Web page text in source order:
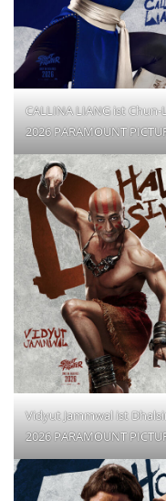
CALLINA LIANG ist
2026 PARAMOUNT
Vidyut Jammwal ist
2026 PARAMOUNT